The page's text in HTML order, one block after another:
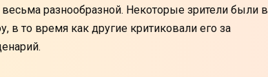
разнообразной. Некоторые зрители были в
в то время как другие критиковали его за